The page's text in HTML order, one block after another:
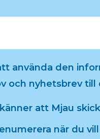
använda den
och nyhetsbrev till
att Mjau
när du